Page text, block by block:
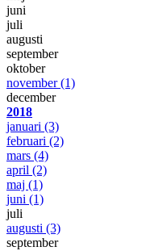
juni
juli
augusti
september
oktober
november(1)
december
2018
januari (3)
februari (2)
mars (4)
april (2)
maj (1)
juni (1)
juli
augusti (3)
september